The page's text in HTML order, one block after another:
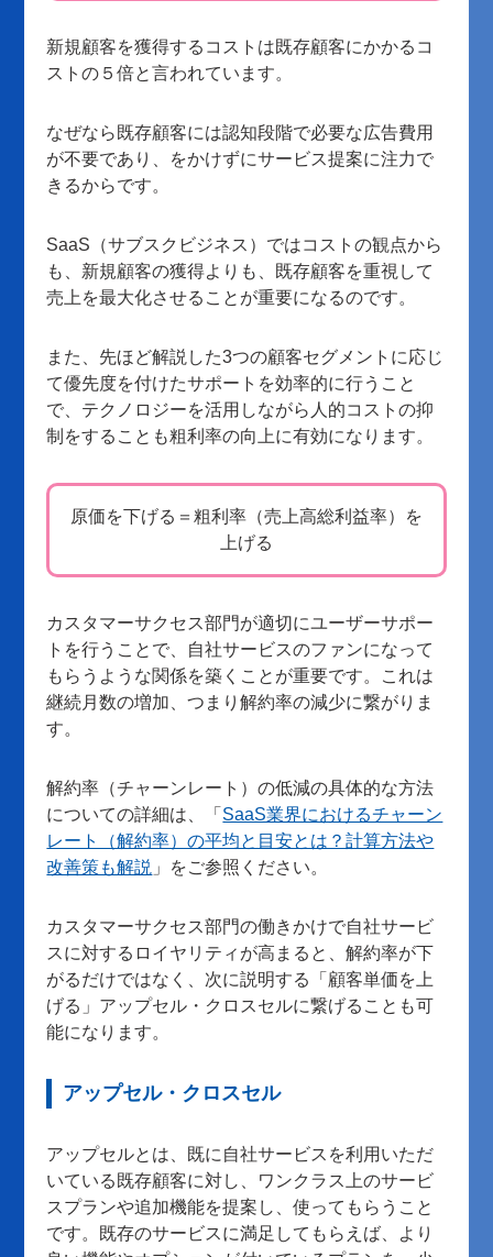
新規顧客を獲得するコストは既存顧客にかかるコ
ストの５倍と言われています。
なぜなら既存顧客には認知段階で必要な広告費用
が不要であり、をかけずにサービス提案に注力で
きるからです。
SaaS（サブスクビジネス）ではコストの観点から
も、新規顧客の獲得よりも、既存顧客を重視して
売上を最大化させることが重要になるのです。
また、先ほど解説した3つの顧客セグメントに応じ
て優先度を付けたサポートを効率的に行うこと
で、テクノロジーを活用しながら人的コストの抑
制をすることも粗利率の向上に有効になります。
原価を下げる＝粗利率（売上高総利益率）を
上げる
カスタマーサクセス部門が適切にユーザーサポー
トを行うことで、自社サービスのファンになって
もらうような関係を築くことが重要です。これは
継続月数の増加、つまり解約率の減少に繋がりま
す。
解約率（チャーンレート）の低減の具体的な方法
についての詳細は、「 SaaS業界におけるチャーン
レート（解約率）の平均と目安とは？計算方法や
改善策も解説 」をご参照ください。
カスタマーサクセス部門の働きかけで自社サービ
スに対するロイヤリティが高まると、解約率が下
がるだけではなく、次に説明する「顧客単価を上
げる」アップセル・クロスセルに繋げることも可
能になります。
アップセル・クロスセル
アップセルとは、既に自社サービスを利用いただ
いている既存顧客に対し、ワンクラス上のサービ
スプランや追加機能を提案し、使ってもらうこと
です。既存のサービスに満足してもらえば、より